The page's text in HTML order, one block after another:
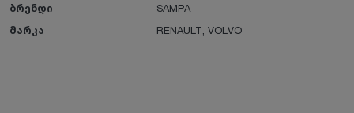
ბრენდი
SAMPA
მარკა
RENAULT VOLVO